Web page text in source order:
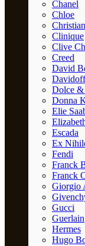
Chanel
Chloe
Clinique
Clive
Creed
David
Davidoff
Dolce &
Donna
Elie
Escada
Ex
Fendi
Franck
Franck
Giorgio
Gucci
Guerlain
Hermes
Hugo